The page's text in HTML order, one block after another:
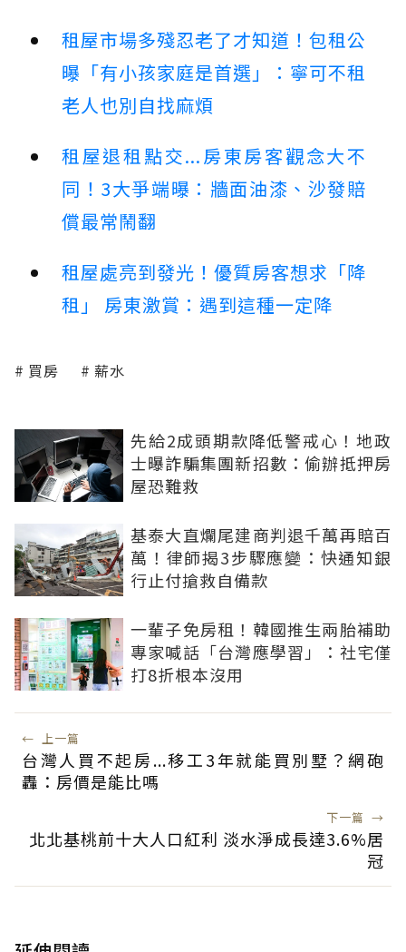
租屋市場多殘忍老了才知道！包租公
曝「有小孩家庭是首選」：寧可不租
老人也別自找麻煩
租屋退租點交...房東房客觀念大不
同！3大爭端曝：牆面油漆、沙發賠
償最常鬧翻
租屋處亮到發光！優質房客想求「降
租」 房東激賞：遇到這種一定降
買房 薪水
先給2成頭期款降低警戒心！地政
士曝詐騙集團新招數：偷辦抵押房
屋恐難救
基泰大直爛尾建商判退千萬再賠百
萬！律師揭3步驟應變：快通知銀
行止付搶救自備款
一輩子免房租！韓國推生兩胎補助
專家喊話「台灣應學習」：社宅僅
打8折根本沒用
← 上一篇
台灣人買不起房...移工3年就能買別墅？網砲
轟：房價是能比嗎
下一篇 →
北北基桃前十大人口紅利 淡水淨成長達3.6%居
冠